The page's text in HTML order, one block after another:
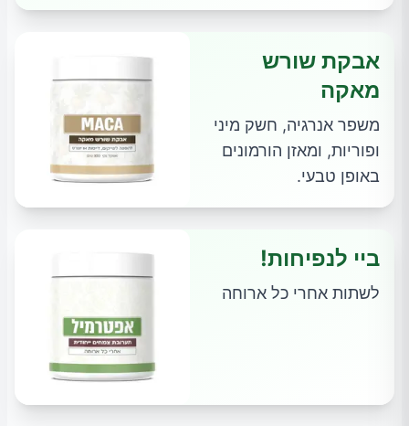
אבקת שורש
מאקה
משפר אנרגיה, חשק מיני
ופוריות, ומאזן הורמונים
באופן טבעי.
ביי לנפיחות!
לשתות אחרי כל ארוחה